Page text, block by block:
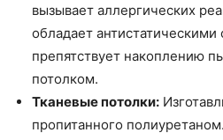
вызывает аллергических
обладает антистатическими
препятствует накоплению
потолком.
Тканевые потолки:
пропитанного